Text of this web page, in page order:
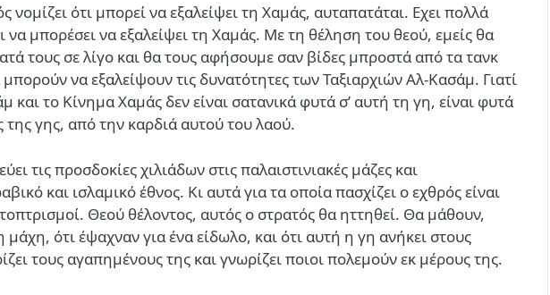
νομίζει ότι μπορεί να εξαλείψει τη Χαμάς, αυταπατάται. Εχει πολλά
να μπορέσει να εξαλείψει τη Χαμάς. Με τη θέληση του θεού, εμείς θα
τους σε λίγο και θα τους αφήσουμε σαν βίδες μπροστά από τα τανκ
να εξαλείψουν τις δυνατότητες των Ταξιαρχιών Αλ-Κασάμ. Γιατί
και το Κίνημα Χαμάς δεν είναι σατανικά φυτά σ’ αυτή τη γη, είναι φυτά
της γης, από την καρδιά αυτού του λαού.
τις προσδοκίες χιλιάδων στις παλαιστινιακές μάζες και
και ισλαμικό έθνος. Κι αυτά για τα οποία πασχίζει ο εχθρός είναι
Θεού θέλοντος, αυτός ο στρατός θα ηττηθεί. Θα μάθουν,
μάχη, ότι έψαχναν για ένα είδωλο, και ότι αυτή η γη ανήκει στους
τους αγαπημένους της και γνωρίζει ποιοι πολεμούν εκ μέρους της.